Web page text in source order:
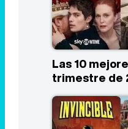
Las 10
trimestre de